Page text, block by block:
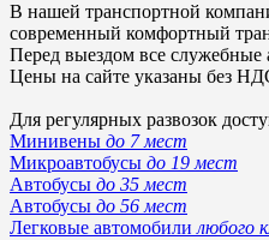
В нашей транспортной
современный комфортный
Перед выездом все служебные
Цены на сайте указаны без
Для регулярных развозок
Минивены до 7 мест
Микроавтобусы до 19 мест
Автобусы до 35 мест
Автобусы до 56 мест
Легковые автомобилилюбого